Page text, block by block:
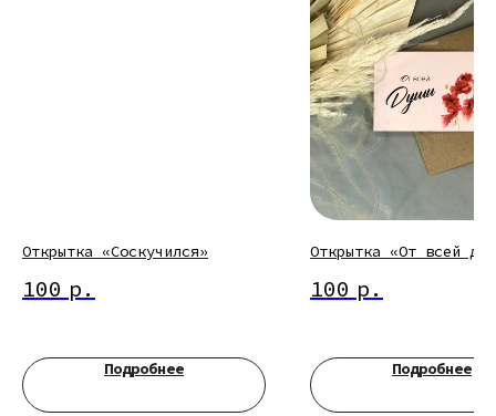
Открытка «Соскучился»
100 р.
Подробнее
Открытка «От всей
100 р.
Подробнее